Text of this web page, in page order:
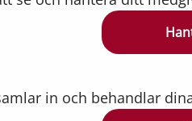
in och behandlar